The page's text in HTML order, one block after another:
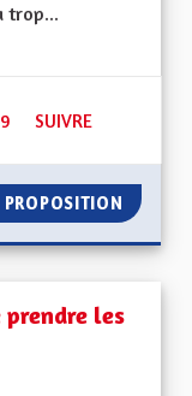
trop...
49 ABONNÉS
SUIVRE
PLUS
les